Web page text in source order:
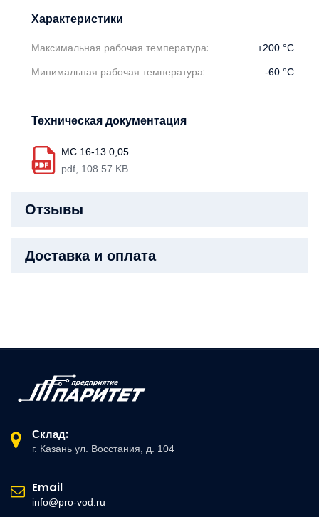
Характеристики
Максимальная рабочая температура: +200 °С
Минимальная рабочая температура: -60 °С
Техническая документация
МС 16-13 0,05
pdf, 108.57 KB
Отзывы
Доставка и оплата
Склад:
г. Казань ул. Восстания, д. 104
Email
info@pro-vod.ru